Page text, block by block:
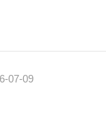
用寿命、配有多种转
能低速大容量离心，
07-09